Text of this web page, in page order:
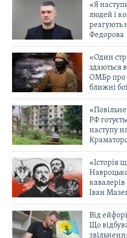
«Я
людей і
реагують
Федорова
«Один
здаються
ОМБр про
ближні
РФ
наступу
«Історія
Іван
Від
Що